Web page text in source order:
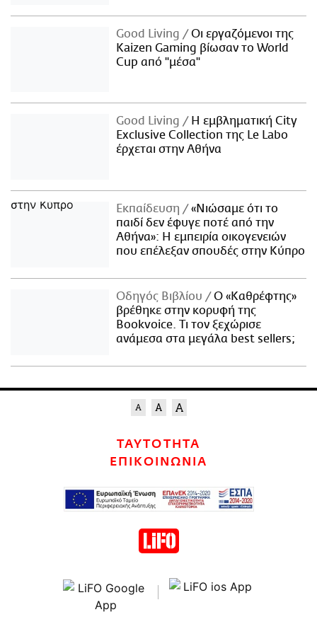
Good Living
Οι εργαζόμενοι της
Kaizen Gaming βίωσαν το World
Cup από "μέσα"
Good Living
Η εμβληματική City
Exclusive Collection της Le Labo
έρχεται στην Αθήνα
Εκπαίδευση
«Νιώσαμε ότι το
παιδί δεν έφυγε ποτέ από την
Αθήνα»: Η εμπειρία οικογενειών
που επέλεξαν σπουδές στην Κύπρο
Οδηγός Βιβλίου
Ο «Καθρέφτης»
βρέθηκε στην κορυφή της
Bookvoice. Τι τον ξεχώρισε
ανάμεσα στα μεγάλα best sellers;
ΤΑΥΤΟΤΗΤΑ
ΕΠΙΚΟΙΝΩΝΙΑ